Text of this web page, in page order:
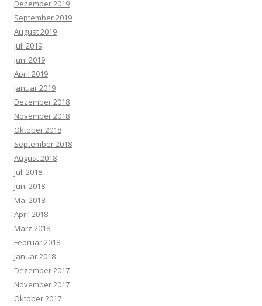
Dezember 2019
September 2019
August 2019
Juli 2019
Juni 2019
April 2019
Januar 2019
Dezember 2018
November 2018
Oktober 2018
September 2018
August 2018
Juli 2018
Juni 2018
Mai 2018
April 2018
März 2018
Februar 2018
Januar 2018
Dezember 2017
November 2017
Oktober 2017